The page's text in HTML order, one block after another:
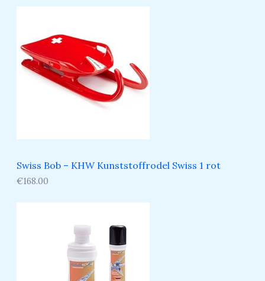
Swiss Bob – KHW Kunststoffrodel Swiss 1 rot
€168.00